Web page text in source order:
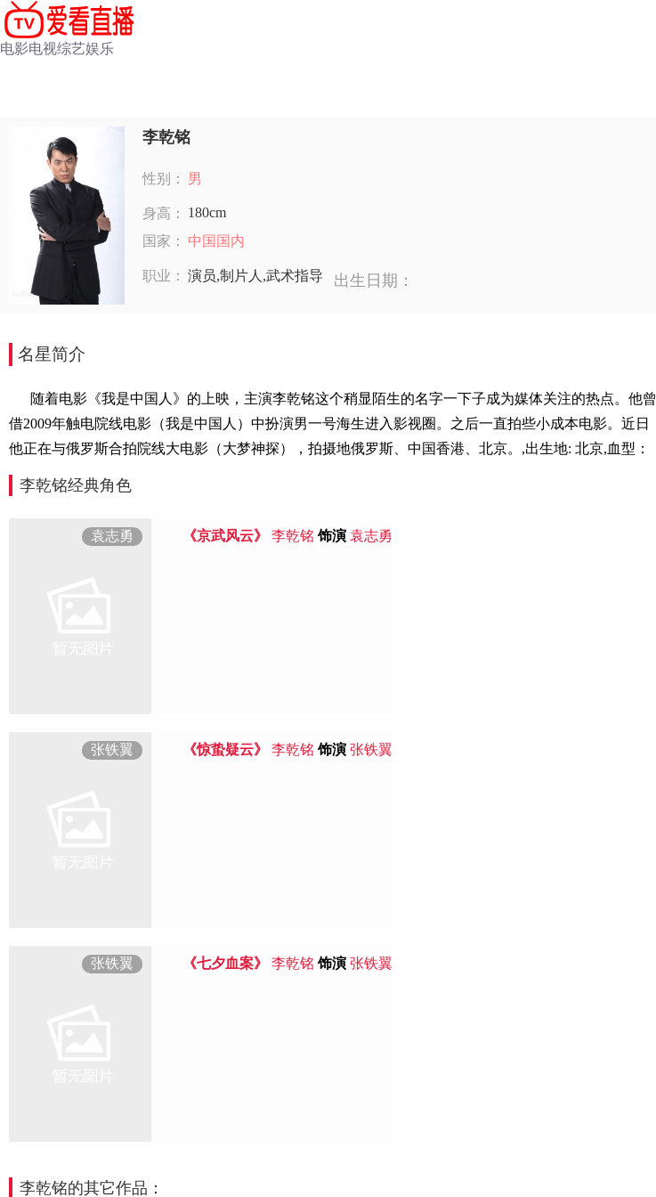
电影电视综艺娱乐
李乾铭
性别： 男
身高：
180cm
国家：
中国国内
职业： 演员,制片人,武术指导 出生日期：
名星简介
随着电影《我是中国人》的上映，主演李乾铭这个稍显陌生的名字一下子成为媒体关注的热点。他曾
借2009年触电院线电影（我是中国人）中扮演男一号海生进入影视圈。之后一直拍些小成本电影。近日
他正在与俄罗斯合拍院线大电影（大梦神探），拍摄地俄罗斯、中国香港、北京。,出生地: 北京,血型：
李乾铭经典角色
袁志勇 《京武风云》 李乾铭 饰演 袁志勇
张铁翼 《惊蛰疑云》 李乾铭 饰演 张铁翼
张铁翼 《七夕血案》 李乾铭 饰演 张铁翼
李乾铭的其它作品：